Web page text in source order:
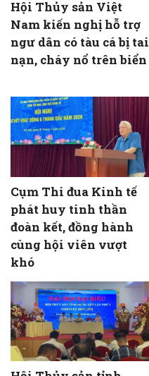
Hội Thủy sản Việt
Nam kiến nghị hỗ trợ
ngư dân có tàu cá bị tai
nạn, cháy nổ trên biển
Cụm Thi đua Kinh tế
phát huy tinh thần
đoàn kết, đồng hành
cùng hội viên vượt
khó